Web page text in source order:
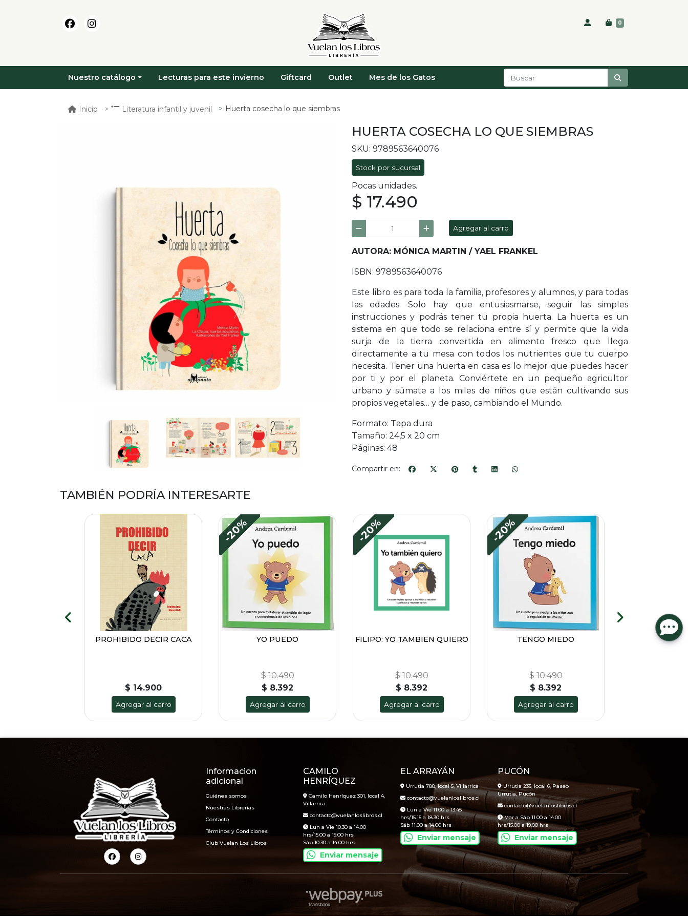
0
Nuestro catálogo Lecturas para este invierno Giftcard Outlet Mes de los Gatos
Inicio Literatura infantil y juvenil Huerta cosecha lo que siembras
HUERTA COSECHA LO QUE SIEMBRAS
SKU: 9789563640076
Stock por sucursal
Pocas unidades.
$ 17.490
Agregar al carro
AUTORA: M ÓNICA MARTIN / YAEL FRANKEL
ISBN: 9789563640076
Este libro es para toda la familia, profesores y alumnos, y para todas
las edades. Solo hay que entusiasmarse, seguir las simples
instrucciones y podrás tener tu propia huerta. La huerta es un
sistema en que todo se relaciona entre sí y permite que la vida
surja de la tierra convertida en alimento fresco que llega
directamente a tu mesa con todos los nutrientes que tu cuerpo
necesita. Tener una huerta en casa es lo mejor que puedes hacer
por ti y por el planeta. Conviértete en un pequeño agricultor
urbano y súmate a los miles de niños que están cultivando sus
propios vegetales… y de paso, cambiando el Mundo.
Formato: Tapa dura
Tamaño: 24,5 x 20 cm
Páginas: 48
Compartir en:
TAMBIÉN PODRÍA INTERESARTE
PROHIBIDO DECIR CACA
$ 14.900
Agregar al carro
-20%
YO PUEDO
$ 10.490
$ 8.392
Agregar al carro
-20%
FILIPO: YO TAMBIEN QUIERO
$ 10.490
$ 8.392
Agregar al carro
-20%
TENGO MIEDO
$ 10.490
$ 8.392
Agregar al carro
ESTOY
Informacion
adicional
Quiénes somos
Nuestras Librerías
Contacto
Términos y Condiciones
Club Vuelan Los Libros
CAMILO
HENRÍQUEZ
Camilo Henríquez 301, local 4,
Villarrica
contacto@vuelanloslibros.cl
Lun a Vie 10.30 a 14.00
hrs/15.00 a 19.00 hrs
Sáb 10.30 a 14.00 hrs
Enviar mensaje
EL ARRAYÁN
Urrutia 788, local 5, Villarrica
contacto@vuelanloslibros.cl
Lun a Vie 11.00 a 13.45
hrs/15.15 a 18.30 hrs
Sáb 11.00 a 14.00 hrs
Enviar mensaje
PUCÓN
Urrutia 235, local 6, Paseo
Urrutia, Pucón
contacto@vuelanloslibros.cl
Mar a Sáb 11.00 a 14.00
hrs/15.00 a 19.00 hrs
Enviar mensaje